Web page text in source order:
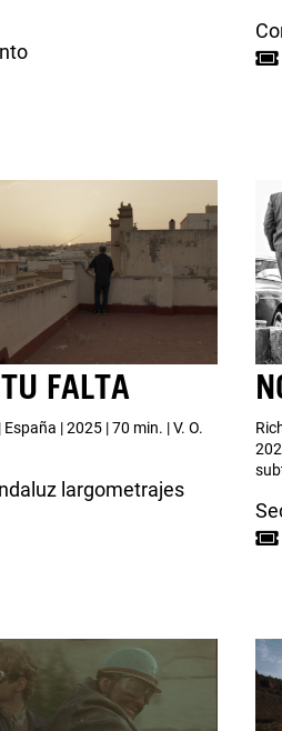
FALTA
| 2025 | 70 min. | V. O.
largometrajes